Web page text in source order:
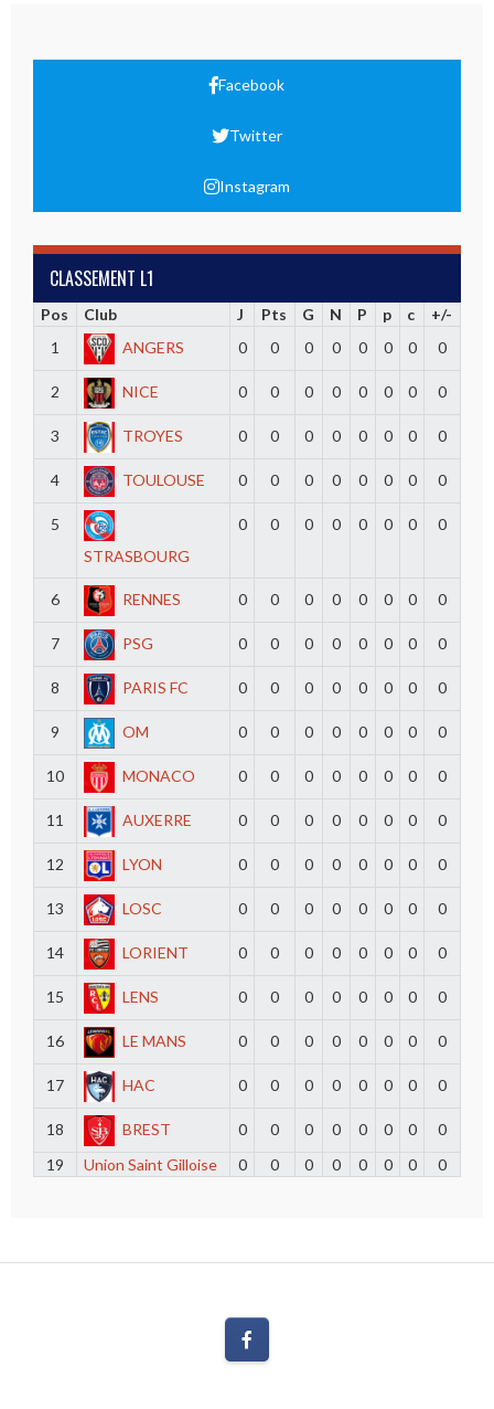
Facebook
Twitter
Instagram
CLASSEMENT L1
Pos Club J Pts G N P p c
+/-
1
ANGERS 0 0 0 0 0 0 0 0
2 NICE 0 0 0 0 0 0 0 0
3 TROYES 0 0 0 0 0 0 0 0
4 TOULOUSE 0 0 0 0 0 0 0 0
5
STRASBOURG
0 0 0 0 0 0 0 0
6 RENNES 0 0 0 0 0 0 0 0
7 PSG 0 0 0 0 0 0 0 0
8 PARIS FC 0 0 0 0 0 0 0 0
9 OM 0 0 0 0 0 0 0 0
10 MONACO 0 0 0 0 0 0 0 0
11 AUXERRE 0 0 0 0 0 0 0 0
12 LYON 0 0 0 0 0 0 0 0
13 LOSC 0 0 0 0 0 0 0 0
14 LORIENT 0 0 0 0 0 0 0 0
15 LENS 0 0 0 0 0 0 0 0
16 LE MANS 0 0 0 0 0 0 0 0
17 HAC 0 0 0 0 0 0 0 0
18 BREST 0 0 0 0 0 0 0
0
19
Union Saint Gilloise 0 0 0 0 0 0 0 0